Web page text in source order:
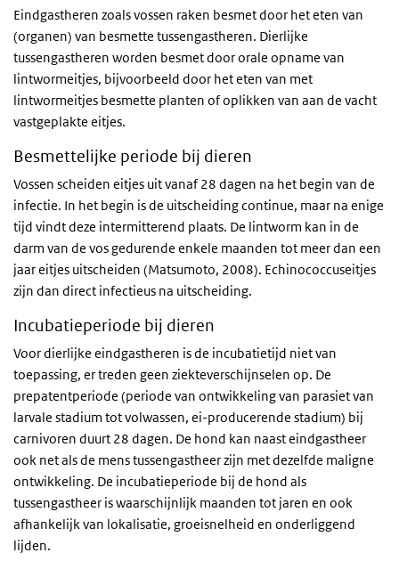
Eindgastheren zoals vossen raken besmet door het eten van
(organen) van besmette tussengastheren. Dierlijke
tussengastheren worden besmet door orale opname van
lintwormeitjes, bijvoorbeeld door het eten van met
lintwormeitjes besmette planten of oplikken van aan de vacht
vastgeplakte eitjes.
Besmettelijke periode bij dieren
Vossen scheiden eitjes uit vanaf 28 dagen na het begin van de
infectie. In het begin is de uitscheiding continue, maar na enige
tijd vindt deze intermitterend plaats. De lintworm kan in de
darm van de vos gedurende enkele maanden tot meer dan een
jaar eitjes uitscheiden (Matsumoto, 2008). Echinococcuseitjes
zijn dan direct infectieus na uitscheiding.
Incubatieperiode bij dieren
Voor dierlijke eindgastheren is de incubatietijd niet van
toepassing, er treden geen ziekteverschijnselen op. De
prepatentperiode (periode van ontwikkeling van parasiet van
larvale stadium tot volwassen, ei-producerende stadium) bij
carnivoren duurt 28 dagen. De hond kan naast eindgastheer
ook net als de mens tussengastheer zijn met dezelfde maligne
ontwikkeling. De incubatieperiode bij de hond als
tussengastheer is waarschijnlijk maanden tot jaren en ook
afhankelijk van lokalisatie, groeisnelheid en onderliggend
lijden.